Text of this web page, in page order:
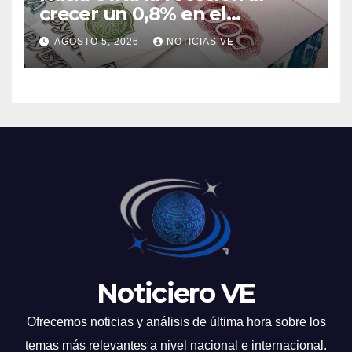
crecer un 0,8% en el
segundo trimestre
AGOSTO 5, 2026 NOTICIAS VE
Noticiero VE
Ofrecemos noticias y análisis de última hora sobre los
temas más relevantes a nivel nacional e internacional.